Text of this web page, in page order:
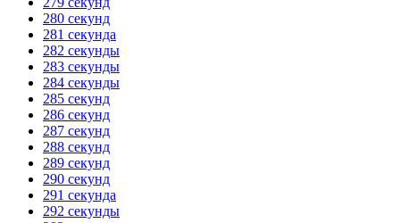
280 секунд
281 секунда
282 секунды
283 секунды
284 секунды
285 секунд
286 секунд
287 секунд
288 секунд
289 секунд
290 секунд
291 секунда
292 секунды